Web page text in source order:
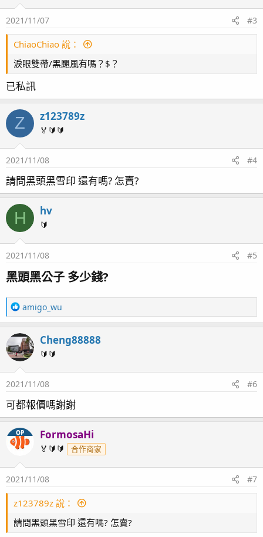
2021/11/07 #3
ChiaoChiao 說：
淚眼雙帶/黑颶風有嗎？$？
已私訊
Z z123789z
🏅🔰🔰
2021/11/08 #4
請問黑頭黑雪印 還有嗎? 怎賣?
H hv
🔰
2021/11/08 #5
黑頭黑公子 多少錢?​
R
e
c
t
i
o
n
：
amigo_wu
Cheng88888
🔰🔰
2021/11/08 #6
可都報價嗎謝謝
OP FormosaHi
🏅🔰🔰 合作商家
2021/11/08 #7
z123789z 說：
請問黑頭黑雪印 還有嗎? 怎賣?